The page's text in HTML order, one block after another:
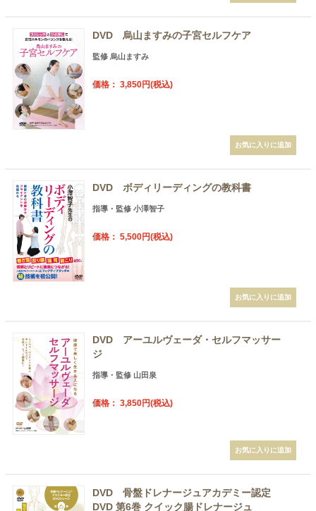
DVD 烏山ますみの子宮セルフケア
監修 烏山ますみ
価格： 3,850円(税込)
DVD ボディリーディングの教科書
指導・監修 小澤智子
価格： 5,500円(税込)
DVD アーユルヴェーダ・セルフマッサー
ジ
指導・監修 山田泉
価格： 3,850円(税込)
DVD 骨盤ドレナージュアカデミー認定
DVD 第6巻 クイック腸ドレナージュ